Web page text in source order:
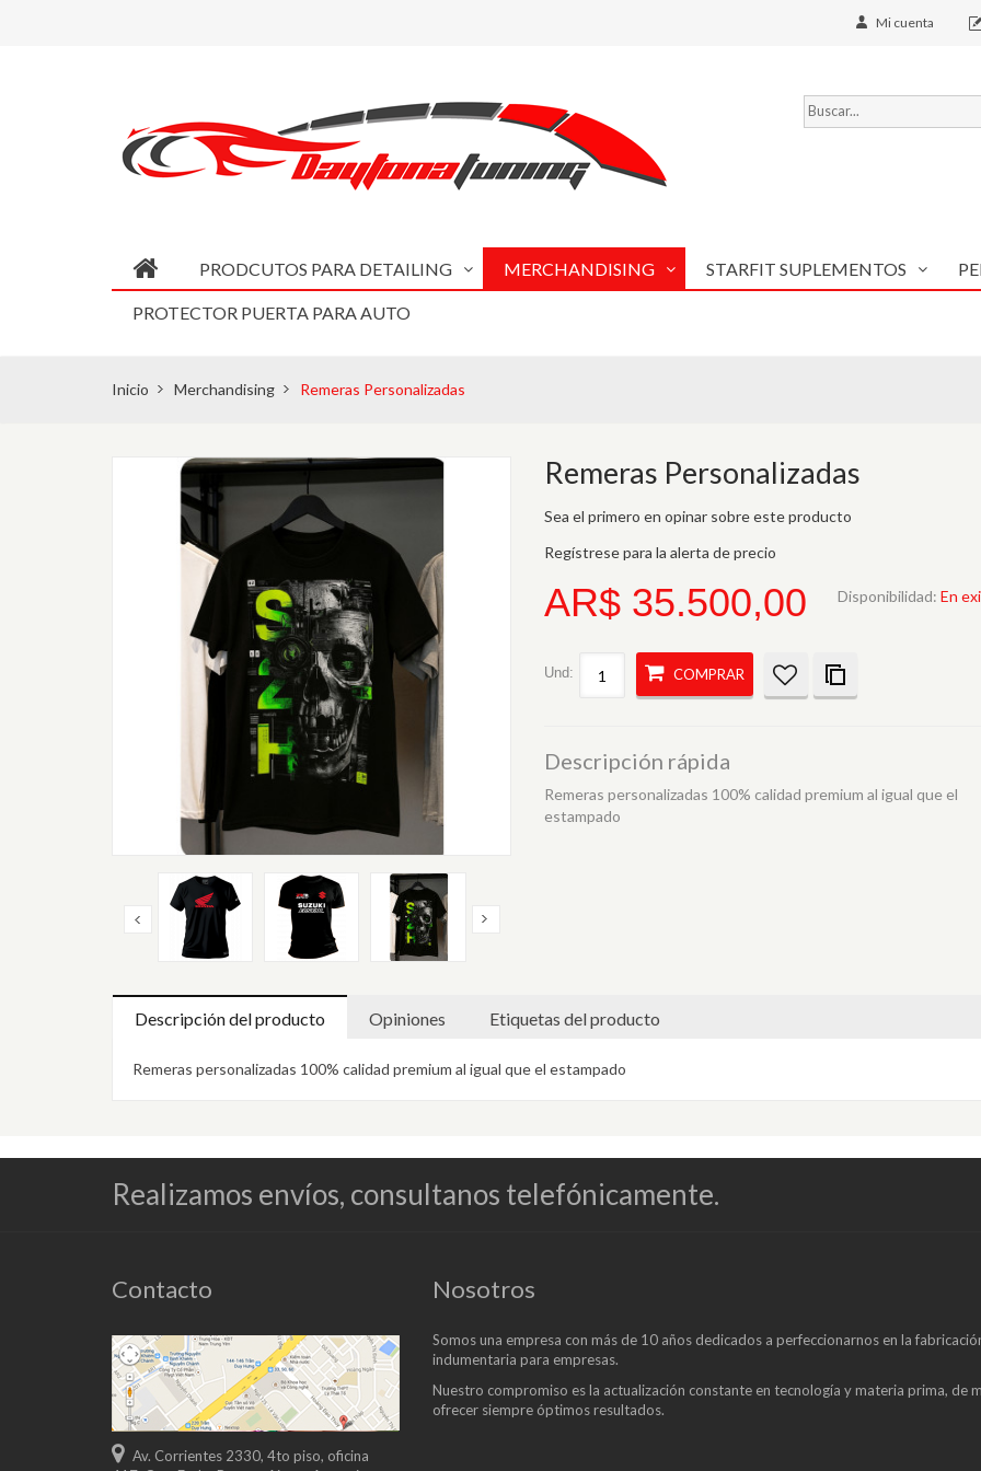
Mi cuenta
PRODCUTOS PARA DETAILING MERCHANDISING STARFIT SUPLEMENTOS
PROTECTOR PUERTA PARA AUTO
Inicio Merchandising Remeras Personalizadas
Remeras Personalizadas
Sea el primero en opinar sobre este producto
Regístrese para la alerta de precio
AR$ 35.500,00 Disponibilidad: En
Und: COMPRAR
Descripción rápida
Remeras personalizadas 100% calidad premium al igual que el
estampado
Descripción del producto Opiniones Etiquetas del producto
Remeras personalizadas 100% calidad premium al igual que el estampado
Realizamos envíos, consultanos telefónicamente.
Contacto
Av. Corrientes 2330, 4to piso, oficina
Nosotros
Somos una empresa con más de 10 años dedicados a perfeccionarnos en la
indumentaria para empresas.
Nuestro compromiso es la actualización constante en tecnología y materia prima, de
ofrecer siempre óptimos resultados.